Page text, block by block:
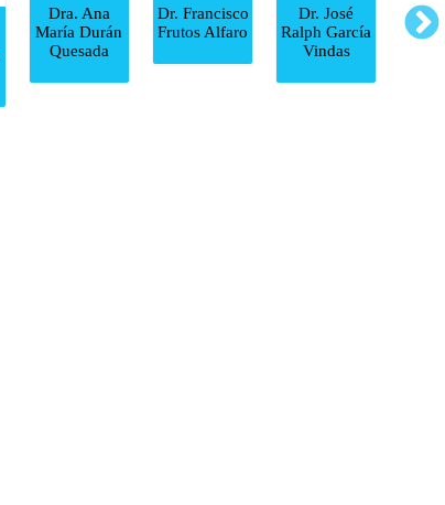
Dr.
Dr. José
Ralph García
Vindas
Dr. Francisco
Frutos Alfaro
Dra. Ana
María Durán
Quesada